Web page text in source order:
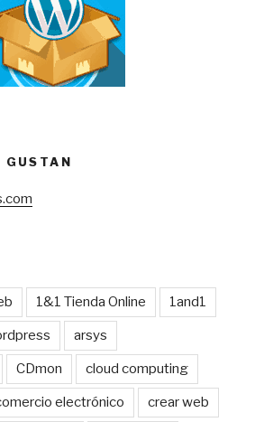
GUSTAN
1&1 Tienda Online 1and1
arsys
CDmon cloud computing
electrónico crear web